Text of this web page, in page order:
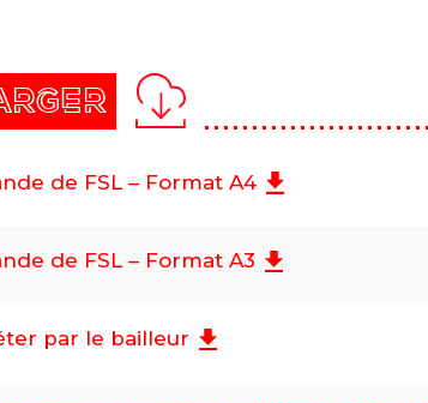
de FSL – Format A4
de FSL – Format A3
par le bailleur